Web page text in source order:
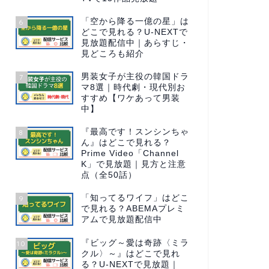
6
「空から降る一億の星」は
どこで見れる？U-NEXTで
見放題配信中｜あらすじ・
見どころも紹介
7
男装女子が主役の韓国ドラ
マ8選｜時代劇・現代別お
すすめ【ワケあって男装
中】
8
『最高です！スンシンちゃ
ん』はどこで見れる？
Prime Video「Channel
K」で見放題｜見方と注意
点（全50話）
9
「知ってるワイフ」はどこ
で見れる？ABEMAプレミ
アムで見放題配信中
10
『ビッグ～愛は奇跡〈ミラ
クル〉～』はどこで見れ
る？U-NEXTで見放題｜